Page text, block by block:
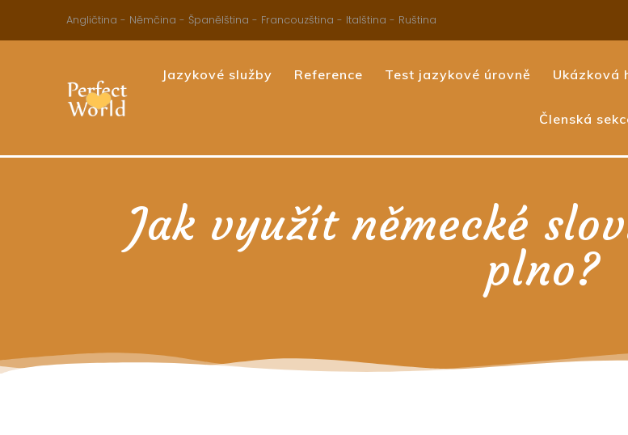
Angličtina - Němčina - Španělština - Francouzština - Italština - Ruština
Jazykové služby Reference Test jazykové úrovně Ukázková
Členská
Jak využít německé
plno?